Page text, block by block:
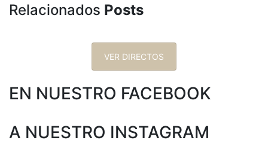
Relacionados Posts
VER DIRECTOS
EN NUESTRO FACEBOOK
A NUESTRO INSTAGRAM